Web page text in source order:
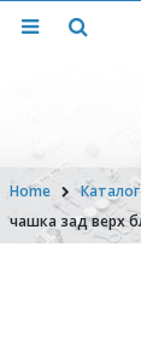
Home
чашка зад верх